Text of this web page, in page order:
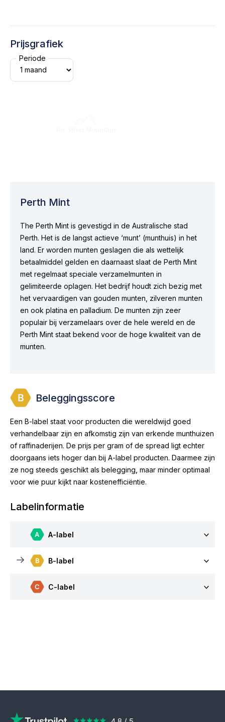
Prijsgrafiek
Periode
Perth Mint
The Perth Mint is gevestigd in de Australische stad
Perth. Het is de langst actieve ‘munt’ (munthuis) in het
land. Er worden munten geslagen die als wettelijk
betaalmiddel gelden en daarnaast slaat de Perth Mint
met regelmaat speciale verzamelmunten in
gelimiteerde oplagen. Het bedrijf houdt zich bezig met
het vervaardigen van gouden munten, zilveren munten
en ook platina en palladium. De munten zijn zeer
populair bij verzamelaars over de hele wereld en de
Perth Mint staat bekend voor de hoge kwaliteit van de
munten.
Beleggingsscore
Een B-label staat voor producten die wereldwijd goed
verhandelbaar zijn en afkomstig zijn van erkende munthuizen
of raffinaderijen. De prijs per gram of de spread ligt echter
doorgaans iets hoger dan bij A-label producten. Daarmee zijn
ze nog steeds geschikt als belegging, maar minder optimaal
voor wie puur kijkt naar kostenefficiëntie.
Labelinformatie
A-label
B-label
C-label